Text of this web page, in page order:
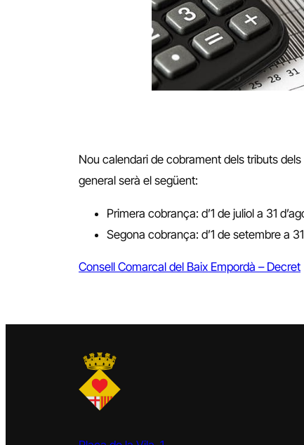
Nou calendari de cobrament dels tributs
general serà el següent:
Primera cobrança: d’1 de juliol a 31
Segona cobrança: d’1 de setembre a
Consell Comarcal del Baix Empordà – Decret